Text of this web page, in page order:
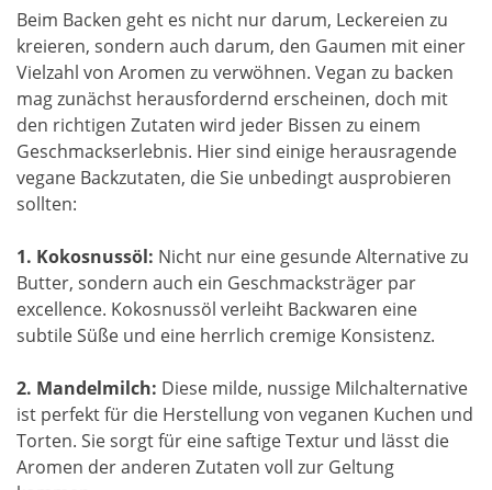
Beim Backen geht es nicht nur darum, Leckereien zu
kreieren, sondern auch darum, den Gaumen mit einer
Vielzahl von Aromen zu verwöhnen. Vegan zu backen
mag zunächst herausfordernd erscheinen, doch mit
den richtigen Zutaten wird jeder Bissen zu einem
Geschmackserlebnis. Hier sind einige herausragende
vegane Backzutaten, die Sie unbedingt ausprobieren
sollten:
1. Kokosnussöl: Nicht nur eine gesunde Alternative zu
Butter, sondern auch ein Geschmacksträger par
excellence. Kokosnussöl verleiht Backwaren eine
subtile Süße und eine herrlich cremige Konsistenz.
2. Mandelmilch: Diese milde, nussige Milchalternative
ist perfekt für die Herstellung von veganen Kuchen und
Torten. Sie sorgt für eine saftige Textur und lässt die
Aromen der anderen Zutaten voll zur Geltung